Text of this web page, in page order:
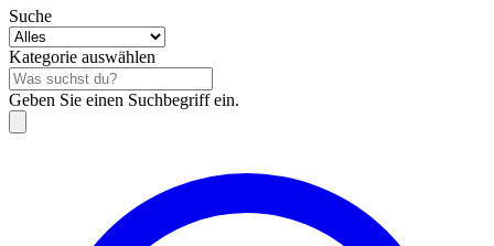
Suche
Kategorie auswählen
Geben Sie einen Suchbegriff ein.